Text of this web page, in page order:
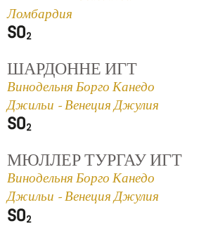
Ломбардия
ШАРДОННЕ ИГТ
Винодельня Борго Канедо
Джильи - Венеция Джулия
МЮЛЛЕР ТУРГАУ ИГТ
Винодельня Борго Канедо
Джильи - Венеция Джулия